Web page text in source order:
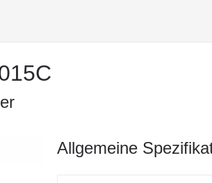
Allgemeine